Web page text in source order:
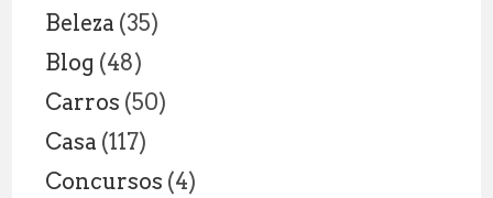
Beleza (35)
Blog (48)
Carros (50)
Casa (117)
Concursos (4)